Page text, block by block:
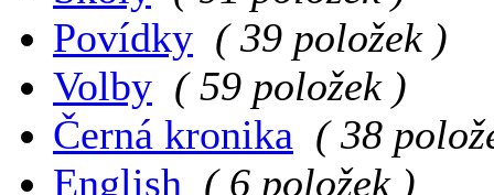
Povídky ( 39 položek )
Volby ( 59 položek )
Černá kronika ( 38
English ( 6 položek )